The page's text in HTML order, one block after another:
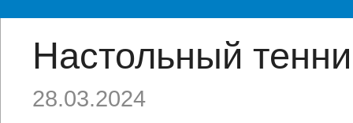
Настольный
28.03.2024